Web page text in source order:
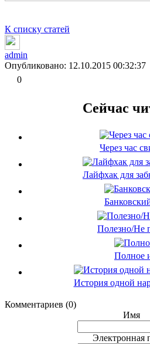
К списку статей
admin
Опубликовано: 12.10.2015 00:32:37
0
Сейчас
Через час
Лайфхак для
Полезно/Не
Полное
История одной
Комментариев (0)
Имя
Электронная